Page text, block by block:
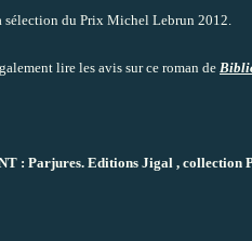
sélection du Prix Michel Lebrun 2012.
lire les avis sur ce roman de
: Parjures. Editions Jigal , collection